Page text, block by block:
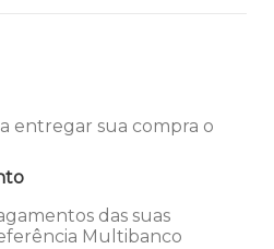
entregar sua compra o
das suas
Multibanco